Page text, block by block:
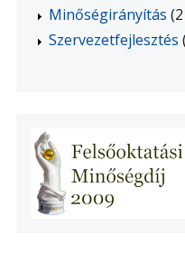
Minőségirányítás
Szervezetfejlesztés